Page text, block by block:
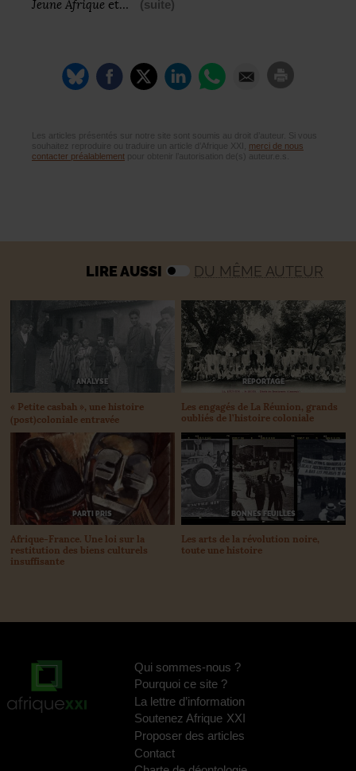
Jeune Afrique et… (suite)
Les articles présentés sur notre site sont soumis au droit d’auteur. Si vous
souhaitez reproduire ou traduire un article d’Afrique XXI, merci de nous
contacter préalablement pour obtenir l’autorisation de(s) auteur.e.s.
LIRE AUSSI DU MÊME AUTEUR
ANALYSE
« Petite casbah », une histoire
(post)coloniale entravée
REPORTAGE
Les engagés de La Réunion, grands
oubliés de l’histoire coloniale
PARTI PRIS
Afrique-France. Une loi sur la
restitution des biens culturels
insuffisante
BONNES FEUILLES
Les arts de la révolution noire,
toute une histoire
Qui sommes-nous ?
Pourquoi ce site ?
La lettre d’information
Soutenez Afrique XXI
Proposer des articles
Contact